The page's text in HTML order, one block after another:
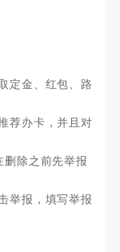
定金、红包、路
荐办卡，并且对
除之前先举报
举报，填写举报